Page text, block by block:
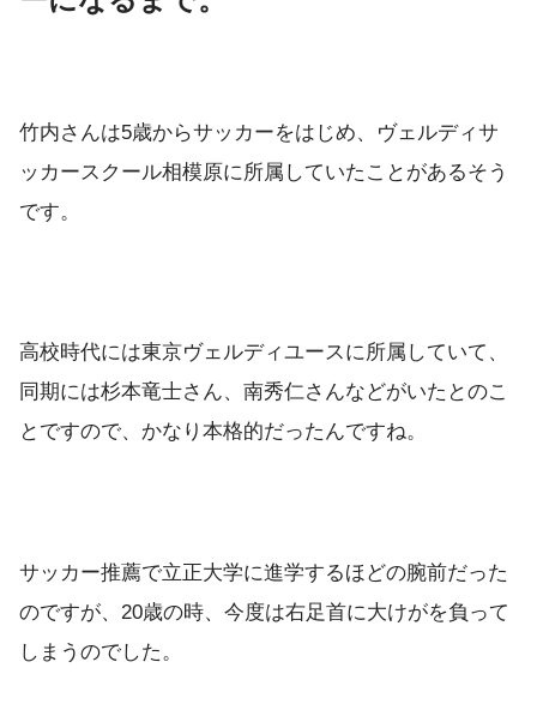
竹内さんは5歳からサッカーをはじめ、ヴェルディサ
ッカースクール相模原に所属していたことがあるそう
です。
高校時代には東京ヴェルディユースに所属していて、
同期には杉本竜士さん、南秀仁さんなどがいたとのこ
とですので、かなり本格的だったんですね。
サッカー推薦で立正大学に進学するほどの腕前だった
のですが、20歳の時、今度は右足首に大けがを負って
しまうのでした。